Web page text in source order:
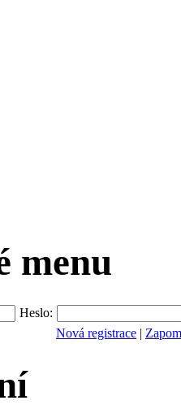
menu
Heslo:
Nová registrace |